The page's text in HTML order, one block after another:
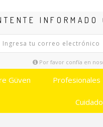
INFORMADO
Por favor confía en
Güven Profesionales